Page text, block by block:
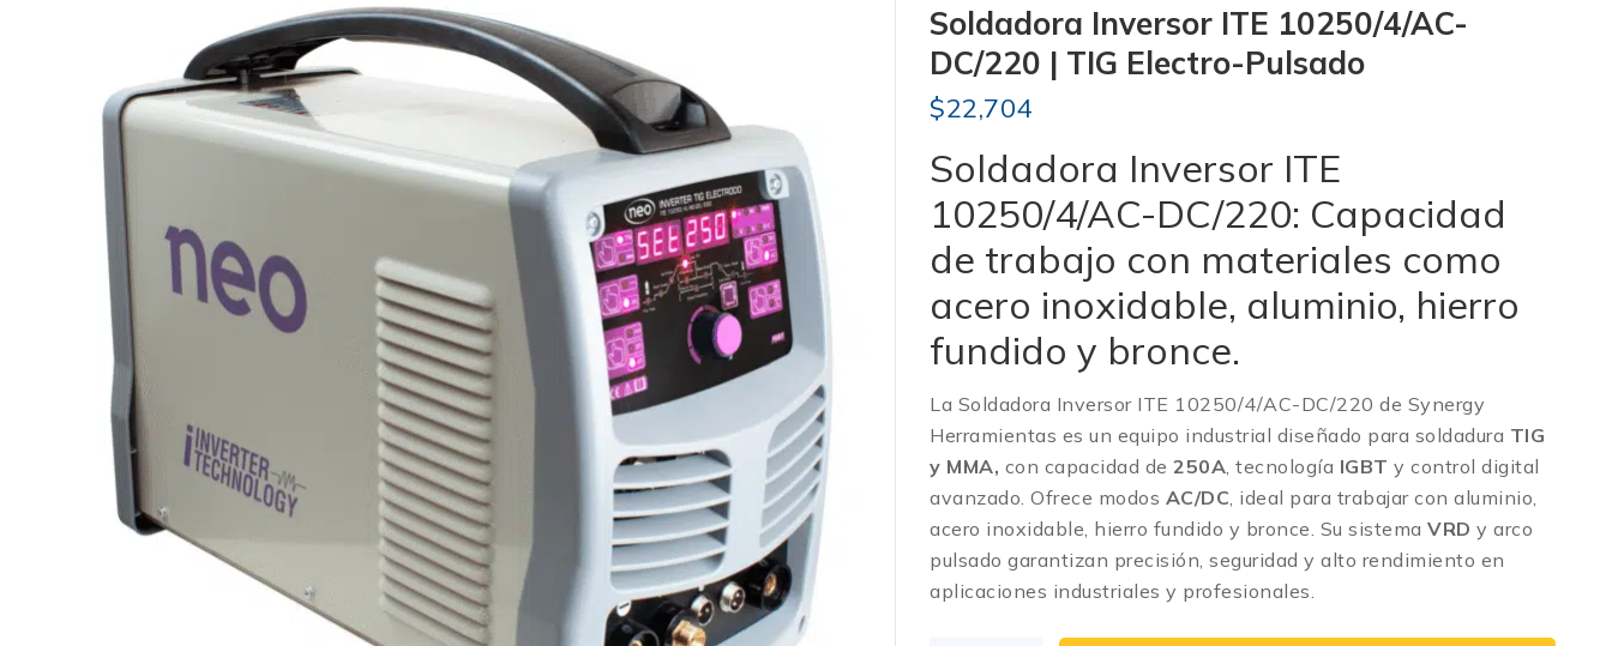
Soldadora Inversor ITE 10250/4/AC-
DC/220 | TIG Electro-Pulsado
$22,704
Soldadora Inversor ITE
10250/4/AC-DC/220: Capacidad
de trabajo con materiales como
acero inoxidable, aluminio, hierro
fundido y bronce.
La Soldadora Inversor ITE 10250/4/AC-DC/220 de Synergy
Herramientas es un equipo industrial diseñado para soldadura TIG
y MMA, con capacidad de 250A , tecnología IGBT y control digital
avanzado. Ofrece modos AC/DC , ideal para trabajar con aluminio,
acero inoxidable, hierro fundido y bronce. Su sistema VRD y arco
pulsado garantizan precisión, seguridad y alto rendimiento en
aplicaciones industriales y profesionales.